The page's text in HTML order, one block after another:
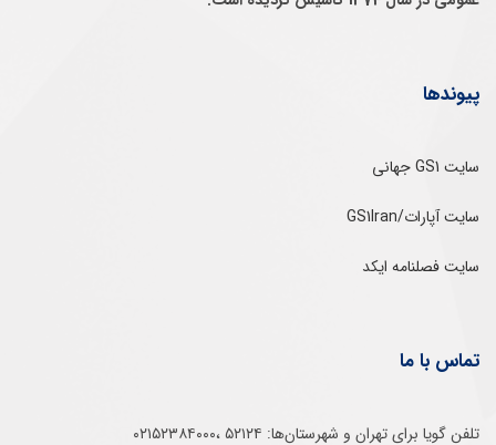
پیوندها
سایت GS1 جهانی
سایت آپارات/GS1Iran
سایت فصلنامه ایکد
تماس با ما
تلفن‌ گویا برای‌ تهران‌‌ و‌ شهرستان‌ها:‌ ۵۲۱۲۴ ،۰۲۱۵۲۳۸۴۰۰۰